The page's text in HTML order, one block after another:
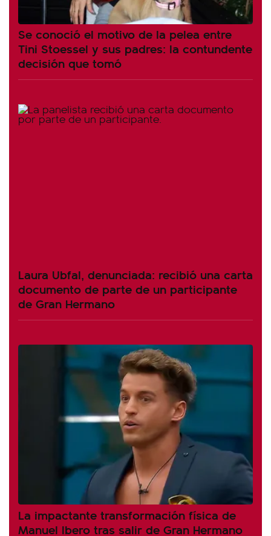
Se conoció el motivo de la pelea entre
Tini Stoessel y sus padres: la contundente
decisión que tomó
Laura Ubfal, denunciada: recibió una carta
documento de parte de un participante
de Gran Hermano
La impactante transformación física de
Manuel Ibero tras salir de Gran Hermano